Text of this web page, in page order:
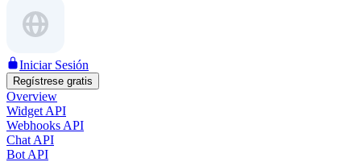
Iniciar Sesión
Regístrese gratis
Overview
Widget API
Webhooks API
Chat API
Bot API